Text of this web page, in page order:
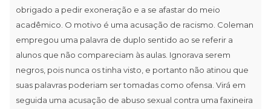
obrigado a pedir exoneração e a se afastar do meio
acadêmico. O motivo é uma acusação de racismo. Coleman
empregou uma palavra de duplo sentido ao se referir a
alunos que não compareciam às aulas. Ignorava serem
negros, pois nunca os tinha visto, e portanto não atinou que
suas palavras poderiam ser tomadas como ofensa. Virá em
seguida uma acusação de abuso sexual contra uma faxineira